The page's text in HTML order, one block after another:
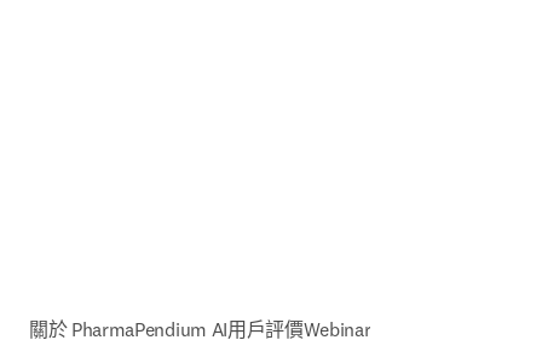
關於 PharmaPendium AI用戶評價Webinar